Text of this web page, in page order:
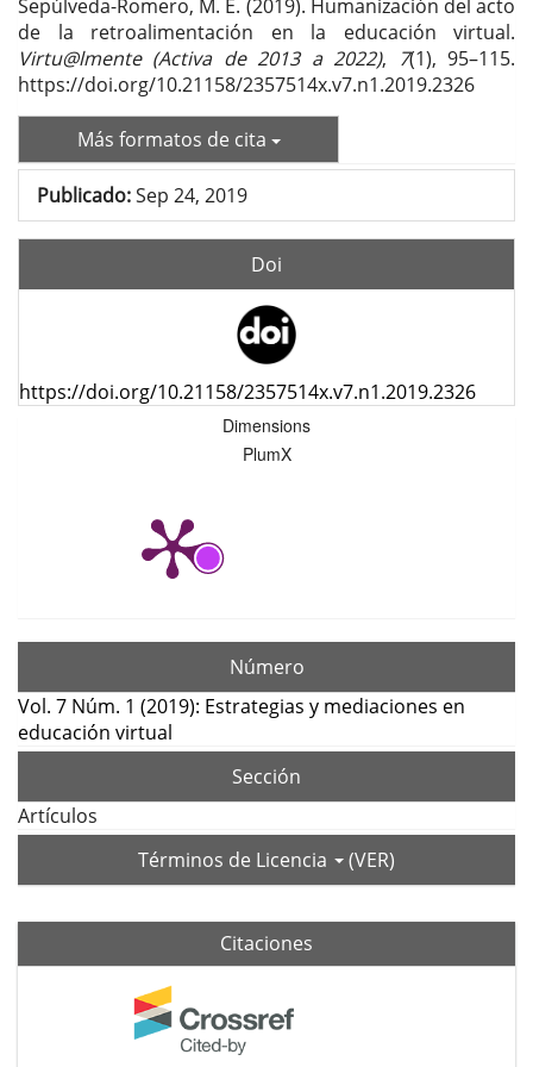
Sepúlveda-Romero, M. E. (2019). Humanización del acto
de la retroalimentación en la educación virtual.
Virtu@lmente (Activa de 2013 a 2022), 7(1), 95–115.
https://doi.org/10.21158/2357514x.v7.n1.2019.2326
Más formatos de cita
Publicado:Sep 24, 2019
Doi
https://doi.org/10.21158/2357514x.v7.n1.2019.2326
Dimensions
PlumX
Número
Vol. 7 Núm. 1 (2019): Estrategias y mediaciones en
educación virtual
Sección
Artículos
Términos de Licencia
(VER)
Citaciones